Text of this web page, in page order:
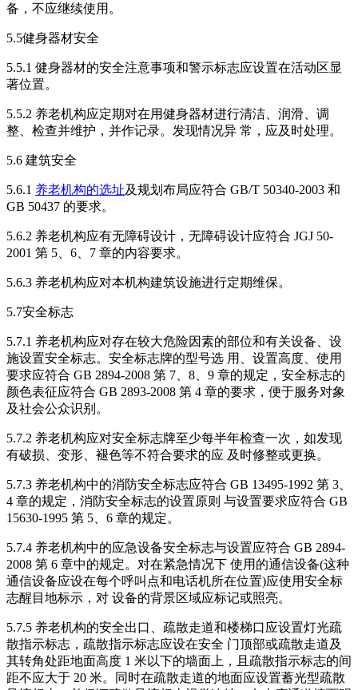
备，不应继续使用。
5.5健身器材安全
5.5.1 健身器材的安全注意事项和警示标志应设置在活动区显
著位置。
5.5.2 养老机构应定期对在用健身器材进行清洁、润滑、调
整、检查并维护，并作记录。发现情况异 常，应及时处理。
5.6 建筑安全
5.6.1 养老机构的选址及规划布局应符合 GB/T 50340-2003 和
GB 50437 的要求。
5.6.2 养老机构应有无障碍设计，无障碍设计应符合 JGJ 50-
2001 第 5、6、7 章的内容要求。
5.6.3 养老机构应对本机构建筑设施进行定期维保。
5.7安全标志
5.7.1 养老机构应对存在较大危险因素的部位和有关设备、设
施设置安全标志。安全标志牌的型号选 用、设置高度、使用
要求应符合 GB 2894-2008 第 7、8、9 章的规定，安全标志的
颜色表征应符合 GB 2893-2008 第 4 章的要求，便于服务对象
及社会公众识别。
5.7.2 养老机构应对安全标志牌至少每半年检查一次，如发现
有破损、变形、褪色等不符合要求的应 及时修整或更换。
5.7.3 养老机构中的消防安全标志应符合 GB 13495-1992 第 3、
4 章的规定，消防安全标志的设置原则 与设置要求应符合 GB
15630-1995 第 5、6 章的规定。
5.7.4 养老机构中的应急设备安全标志与设置应符合 GB 2894-
2008 第 6 章中的规定。对在紧急情况下 使用的通信设备(这种
通信设备应设在每个呼叫点和电话机所在位置)应使用安全标
志醒目地标示，对 设备的背景区域应标记或照亮。
5.7.5 养老机构的安全出口、疏散走道和楼梯口应设置灯光疏
散指示标志，疏散指示标志应设在安全 门顶部或疏散走道及
其转角处距地面高度 1 米以下的墙面上，且疏散指示标志的间
距不应大于 20 米。同时在疏散走道的地面应设置蓄光型疏散